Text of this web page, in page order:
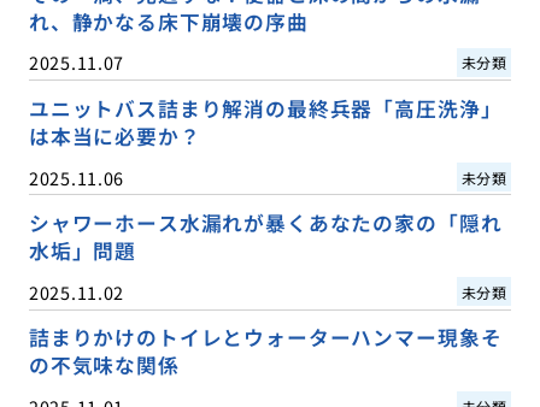
れ、静かなる床下崩壊の序曲
2025.11.07 未分類
ユニットバス詰まり解消の最終兵器「高圧洗浄」
は本当に必要か？
2025.11.06 未分類
シャワーホース水漏れが暴くあなたの家の「隠れ
水垢」問題
2025.11.02 未分類
詰まりかけのトイレとウォーターハンマー現象そ
の不気味な関係